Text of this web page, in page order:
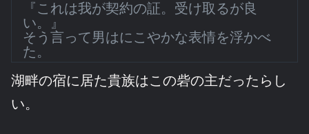
『これは我が契約の証。受け取るが良
い。』
そう言って男はにこやかな表情を浮かべ
た。
湖畔の宿に居た貴族はこの砦の主だったらし
い。